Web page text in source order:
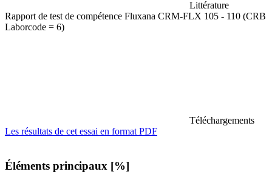
Littérature
Rapport de test de compétence Fluxana CRM-FLX 105 - 110 (CRB
Laborcode = 6)
Téléchargements
Les résultats de cet essai en format PDF
Éléments principaux [%]